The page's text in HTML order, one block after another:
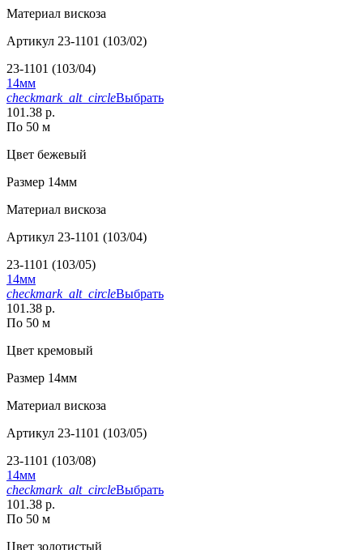
Материал вискоза
Артикул 23-1101 (103/02)
23-1101 (103/04)
14мм
checkmark_alt_circleВыбрать
101.38 р.
По 50 м
Цвет бежевый
Размер 14мм
Материал вискоза
Артикул 23-1101 (103/04)
23-1101 (103/05)
14мм
checkmark_alt_circleВыбрать
101.38 р.
По 50 м
Цвет кремовый
Размер 14мм
Материал вискоза
Артикул 23-1101 (103/05)
23-1101 (103/08)
14мм
checkmark_alt_circleВыбрать
101.38 р.
По 50 м
Цвет золотистый